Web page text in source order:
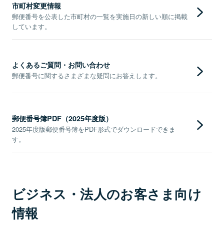
市町村変更情報
郵便番号を公表した市町村の一覧を実施日の新しい順に掲載
しています。
よくあるご質問・お問い合わせ
郵便番号に関するさまざまな疑問にお答えします。
郵便番号簿PDF（2025年度版）
2025年度版郵便番号簿をPDF形式でダウンロードできま
す。
ビジネス・法人のお客さま向け
情報